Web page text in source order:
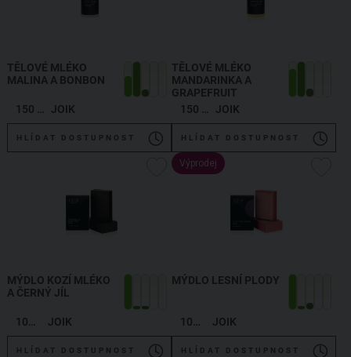
TĚLOVÉ MLÉKO
MALINA A BONBON
JOIK
HLÍDAT DOSTUPNOST
TĚLOVÉ MLÉKO
MANDARINKA A
GRAPEFRUIT
JOIK
HLÍDAT DOSTUPNOST
MÝDLO KOZÍ MLÉKO
A ČERNÝ JÍL
JOIK
HLÍDAT DOSTUPNOST
Výprodej
MÝDLO LESNÍ PLODY
JOIK
HLÍDAT DOSTUPNOST